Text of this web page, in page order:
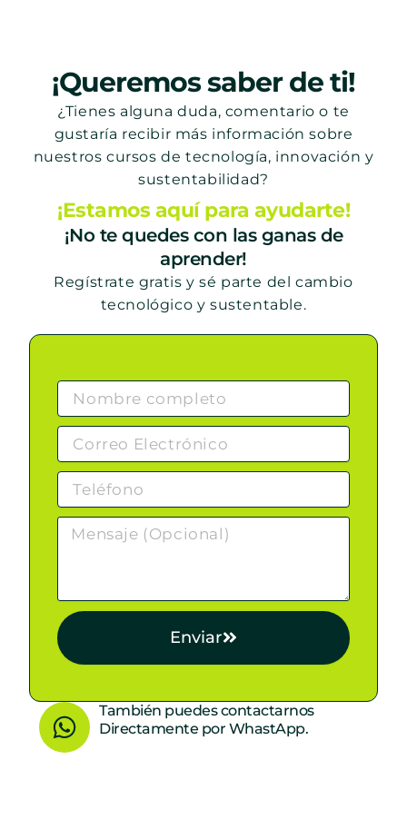
¡Queremos saber de ti!
¿Tienes alguna duda, comentario o te
gustaría recibir más información sobre
nuestros cursos de tecnología, innovación y
sustentabilidad?
¡Estamos aquí para ayudarte!
¡No te quedes con las ganas de
aprender!
Regístrate gratis y sé parte del cambio
tecnológico y sustentable.
Enviar
W
h
También puedes contactarnos
Directamente por WhastApp.